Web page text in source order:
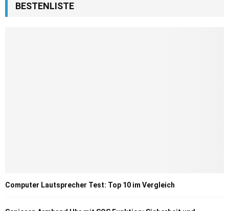
BESTENLISTE
Computer Lautsprecher Test: Top 10 im Vergleich